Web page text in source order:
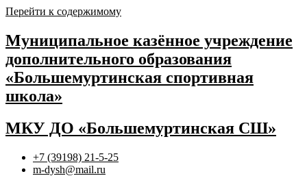
Перейти к содержимому
Муниципальное казённое учреждение
дополнительного образования
«Большемуртинская спортивная
школа»
МКУ ДО «Большемуртинская СШ»
+7 (39198) 21-5-25
m-dysh@mail.ru